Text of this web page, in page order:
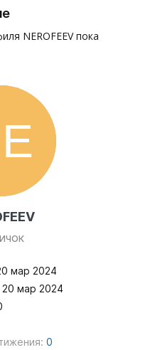
мар 2024
20 мар 2024
0
NEROFEEV пока